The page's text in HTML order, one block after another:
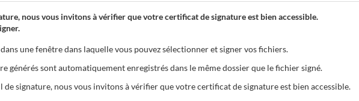
nous vous invitons à vérifier que votre certificat de signature est bien accessible.
une fenêtre dans laquelle vous pouvez sélectionner et signer vos fichiers.
générés sont automatiquement enregistrés dans le même dossier que le fichier signé.
signature, nous vous invitons à vérifier que votre certificat de signature est bien accessible.